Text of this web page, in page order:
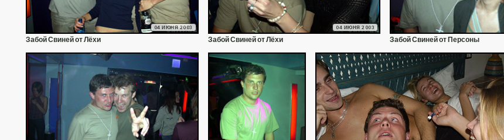
04 ИЮНЯ 2003
Забой Свиней от Лёхи
04 ИЮНЯ 2003
Забой Свиней от Лёхи Забой Свиней от Персоны